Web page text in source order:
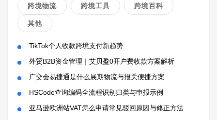
跨境物流 跨境工具 跨境百科
其他
TikTok个人收款跨境支付新趋势
外贸B2B资金管理｜艾贝盈0开户费收款方案解析
广交会易捷通是什么展期物流与报关便捷方案
HSCode查询编码全流程识别归类与申报示例
亚马逊欧洲站VAT怎么申请常见驳回原因与修正方法